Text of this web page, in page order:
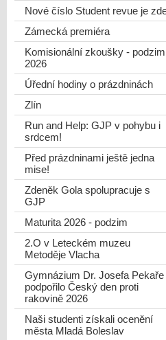
Nové číslo Student revue je
Zámecká premiéra
Komisionální zkoušky - podzim
2026
Úřední hodiny o prázdninách
Zlín
Run and Help: GJP v pohybu i
srdcem!
Před prázdninami ještě jedna
mise!
Zdeněk Gola spolupracuje s
GJP
Maturita 2026 - podzim
2.O v Leteckém muzeu
Metoděje Vlacha
Gymnázium Dr. Josefa Pekaře
podpořilo Český den proti
rakovině 2026
Naši studenti získali ocenění
města Mladá Boleslav